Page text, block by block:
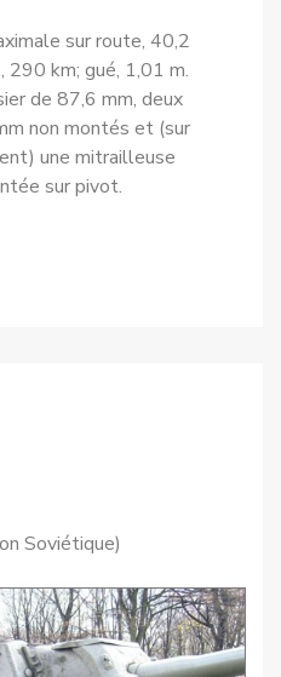
sur route, 40,2
290 km; gué, 1,01 m.
de 87,6 mm, deux
non montés et (sur
une mitrailleuse
sur pivot.
Soviétique)